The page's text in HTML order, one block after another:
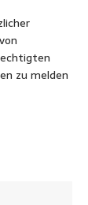
zu melden